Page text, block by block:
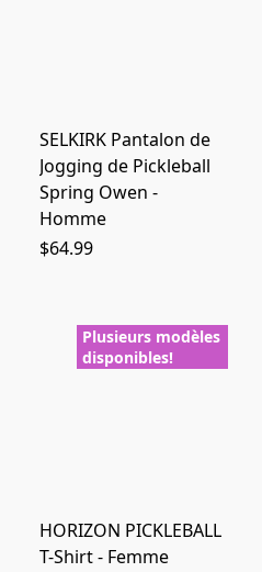
SELKIRK Pantalon de
Jogging de Pickleball
Spring Owen -
Homme
$64.99
Plusieurs modèles
disponibles!
HORIZON PICKLEBALL
T-Shirt - Femme